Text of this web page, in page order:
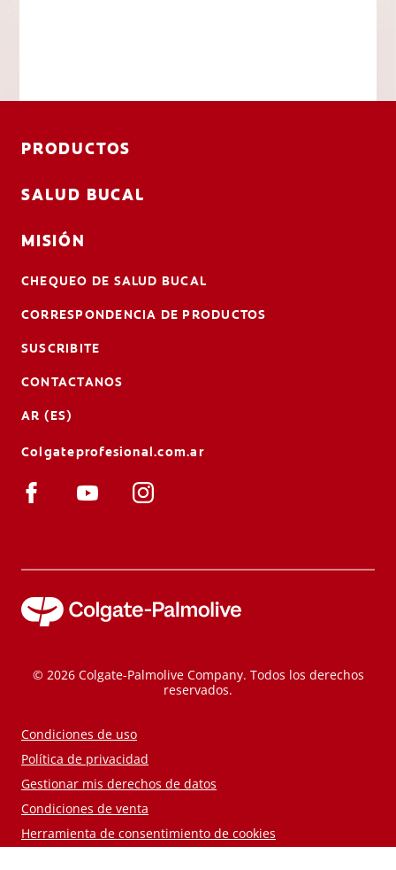
PRODUCTOS
SALUD BUCAL
MISIÓN
CHEQUEO DE SALUD BUCAL
CORRESPONDENCIA DE PRODUCTOS
SUSCRIBITE
CONTACTANOS
AR (ES)
Colgateprofesional.com.ar
© 2026 Colgate-Palmolive Company. Todos los derechos
reservados.
Condiciones de uso
Política de privacidad
Gestionar mis derechos de datos
Condiciones de venta
Herramienta de consentimiento de cookies